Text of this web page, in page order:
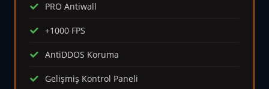
PRO Antiwall
+1000 FPS
AntiDDOS Koruma
Gelişmiş Kontrol Paneli